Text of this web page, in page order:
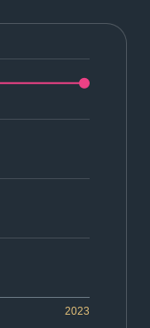
2023